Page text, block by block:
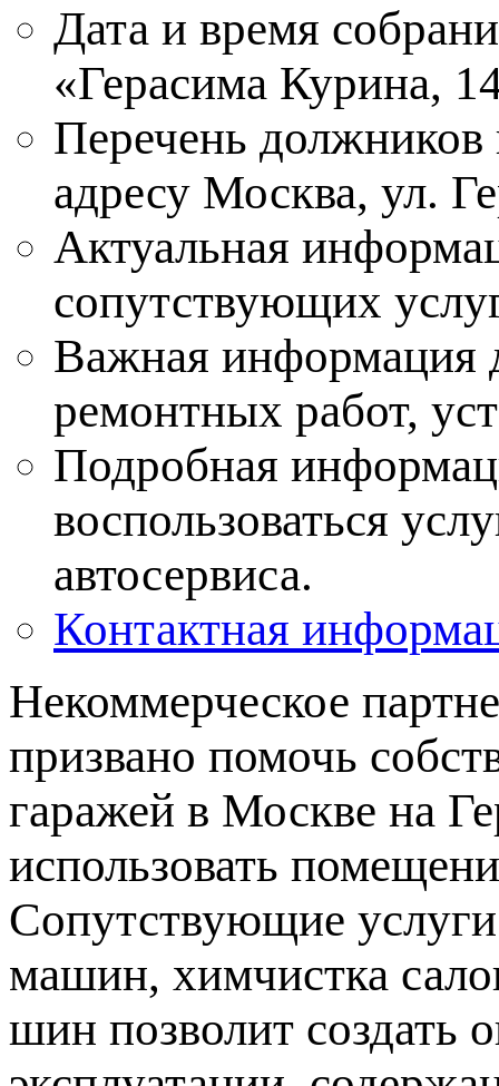
Дата и время
«Герасима Курина,
Перечень должников
адресу Москва, ул.
Актуальная
сопутствующих
Важная информация
ремонтных работ,
Подробная
воспользоваться
автосервиса.
Контактная
Некоммерческое
призвано помочь
гаражей в Москве на
использовать
Сопутствующие
машин, химчистка
шин позволит создать